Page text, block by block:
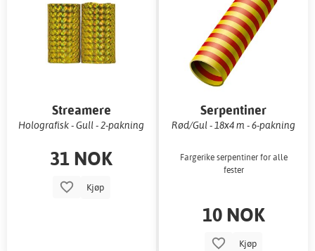
Streamere
Holografisk - Gull - 2-pakning
31 NOK
Kjøp
Serpentiner
Rød/Gul - 18x4 m - 6-pakning
Fargerike serpentiner for alle
fester
10 NOK
Kjøp